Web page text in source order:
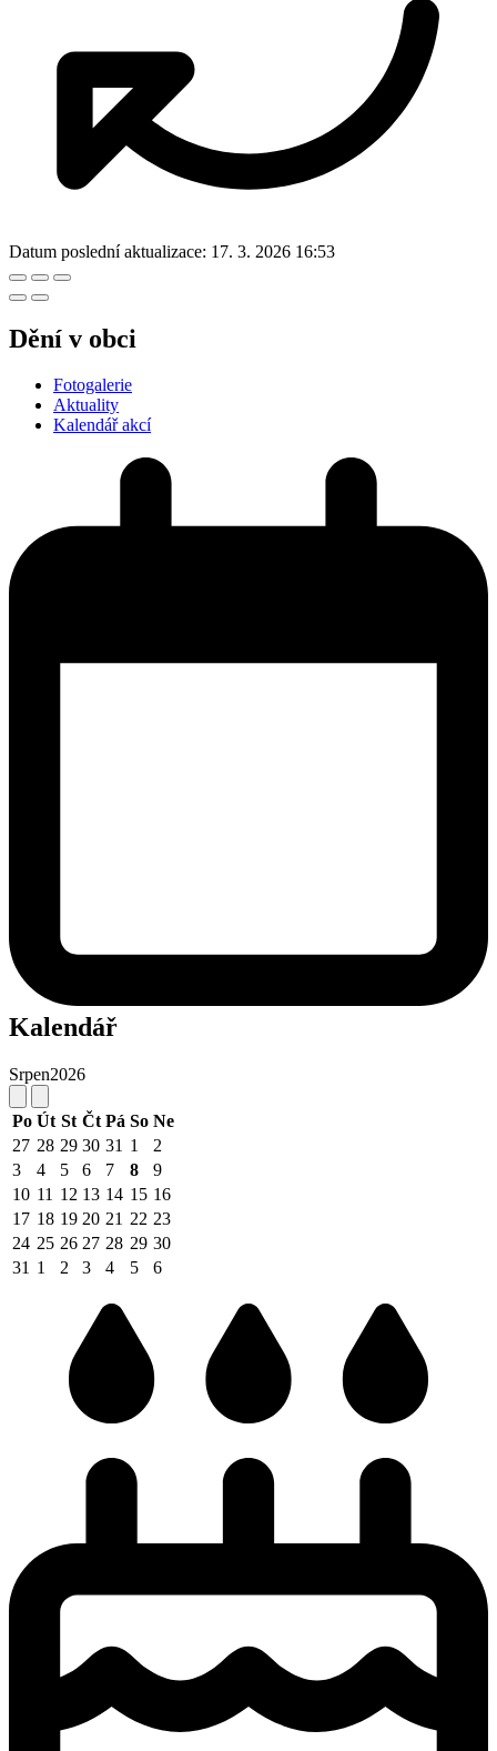
Datum poslední aktualizace: 17. 3. 2026 16:53
Dění v obci
Fotogalerie
Aktuality
Kalendář akcí
Kalendář
Srpen2026
Po Út St Čt Pá So Ne
27 28 29 30 31 1
2
3
4 5 6 7 8
9
10 11 12 13 14 15 16
17 18 19 20 21 22 23
24 25 26 27 28 29 30
31 1 2 3 4 5 6